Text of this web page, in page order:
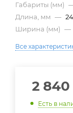
Габариты (мм)
Длина, мм —
Ширина (мм) —
Все
2 840
Есть в